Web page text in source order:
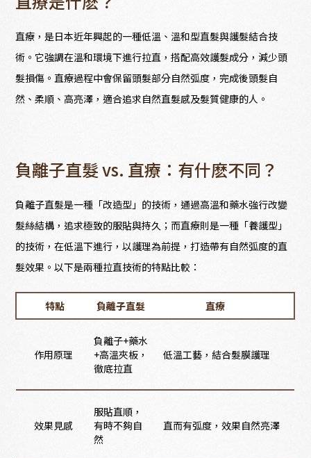
直療，是日本近年興起的一種低溫、溫和型直髮與護髮結合技
術。它強調在溫和環境下進行拉直，搭配高效護髮成分，減少頭
髮損傷。直療過程中會保留頭髮部分自然弧度，完成後頭髮自
然、柔順、高亮澤，適合追求自然直髮感及髮質健康的人。
負離子直髮 vs. 直療：有什麽不同？
負離子直髮是一種「改造型」的技術，通過高溫和藥水強行改變
髮絲結構，追求極致的服貼與持久；而直療則是一種「養護型」
的技術，在低溫下進行，以護理為前提，打造帶有自然弧度的直
髮效果。以下是兩種拉直技術的特點比較：
特點 負離子直髮 直療
作用原理
負離子+藥水
+高溫夾板，
徹底拉直
低溫工藝，結合髮膜護理
效果見感
服貼直順，
有時不夠自
然
直而有弧度，效果自然亮澤